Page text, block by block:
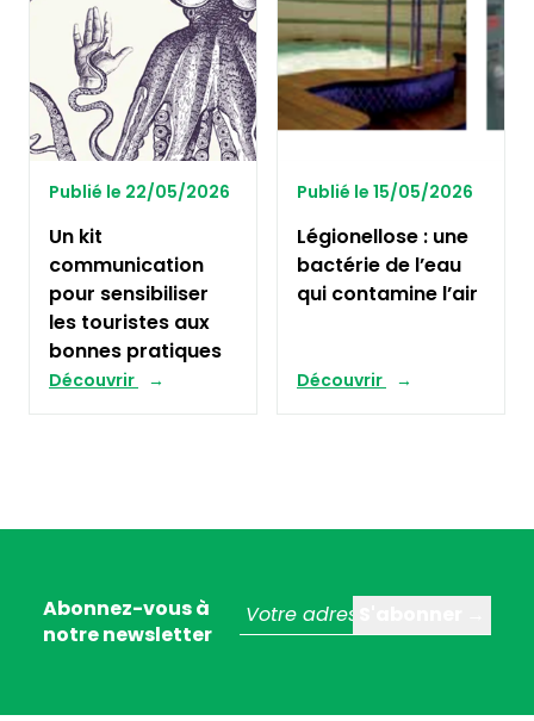
Publié le 22/05/2026
Un kit
communication
pour sensibiliser
les touristes aux
bonnes pratiques
Découvrir
Publié le 15/05/2026
Légionellose : une
bactérie de l’eau
qui contamine l’air
Découvrir
Abonnez-vous à
notre newsletter